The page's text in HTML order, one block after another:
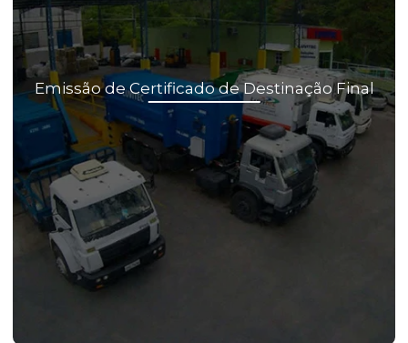
Emissão de Certificado de Destinação Final